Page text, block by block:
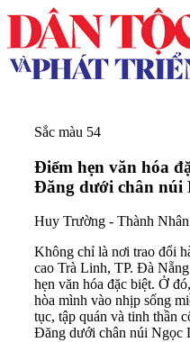
Sắc màu 54
Điểm hẹn văn hóa
Đăng dưới chân núi
Huy Trường - Thành Nhân
Không chỉ là nơi trao đổi
cao Trà Linh, TP. Đà
hẹn văn hóa đặc biệt. Ở
hòa mình vào nhịp sống
tục, tập quán và tinh thần
Đăng dưới chân núi Ngọc